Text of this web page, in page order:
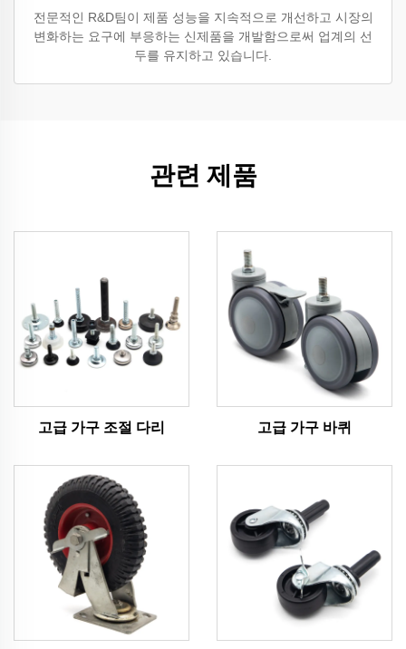
전문적인 R&D팀이 제품 성능을 지속적으로 개선하고 시장의
변화하는 요구에 부응하는 신제품을 개발함으로써 업계의 선
두를 유지하고 있습니다.
관련 제품
고급 가구 조절 다리 고급 가구 바퀴